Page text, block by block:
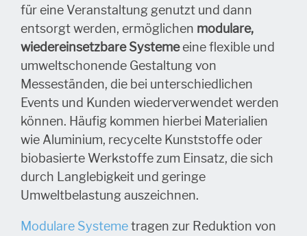
für eine Veranstaltung genutzt und dann
entsorgt werden, ermöglichen modulare,
wiedereinsetzbare Systemeeine flexible und
umweltschonende Gestaltung von
Messeständen, die bei unterschiedlichen
Events und Kunden wiederverwendet werden
können. Häufig kommen hierbei Materialien
wie Aluminium, recycelte Kunststoffe oder
biobasierte Werkstoffe zum Einsatz, die sich
durch Langlebigkeit und geringe
Umweltbelastung auszeichnen.
Modulare Systemetragen zur Reduktion von